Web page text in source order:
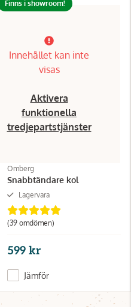
Innehållet kan inte
visas
Aktivera
funktionella
tredjepartstjänster
Omberg
Snabbtändare kol
Lagervara
(39 omdömen)
Finns i showroom!
599 kr
Jämför